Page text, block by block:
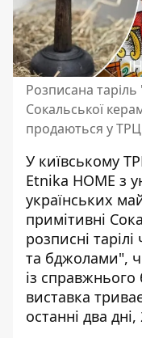
Розписана таріль
Сокальської
продаються у
У київському
Etnika HOME з
українських
примітивні
розписні
та бджолами",
із
виставка
останні два